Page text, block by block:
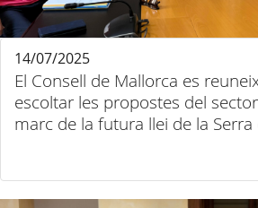
El Consell de Mallorca es
escoltar les propostes del
marc de la futura llei de la
14/07/2025